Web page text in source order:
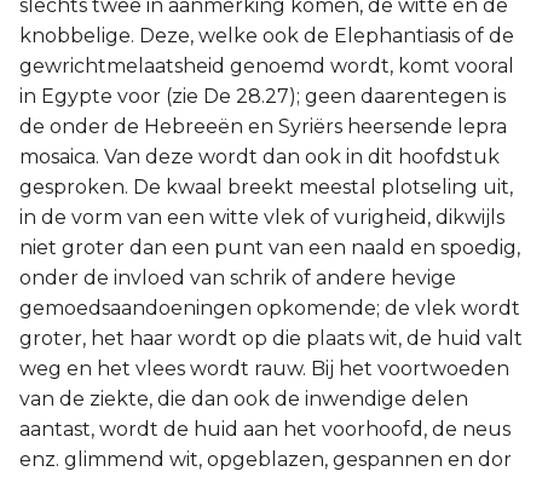
slechts twee in aanmerking komen, de witte en de
knobbelige. Deze, welke ook de Elephantiasis of de
gewrichtmelaatsheid genoemd wordt, komt vooral
in Egypte voor (zie De 28.27); geen daarentegen is
de onder de Hebreeën en Syriërs heersende lepra
mosaica. Van deze wordt dan ook in dit hoofdstuk
gesproken. De kwaal breekt meestal plotseling uit,
in de vorm van een witte vlek of vurigheid, dikwijls
niet groter dan een punt van een naald en spoedig,
onder de invloed van schrik of andere hevige
gemoedsaandoeningen opkomende; de vlek wordt
groter, het haar wordt op die plaats wit, de huid valt
weg en het vlees wordt rauw. Bij het voortwoeden
van de ziekte, die dan ook de inwendige delen
aantast, wordt de huid aan het voorhoofd, de neus
enz. glimmend wit, opgeblazen, gespannen en dor